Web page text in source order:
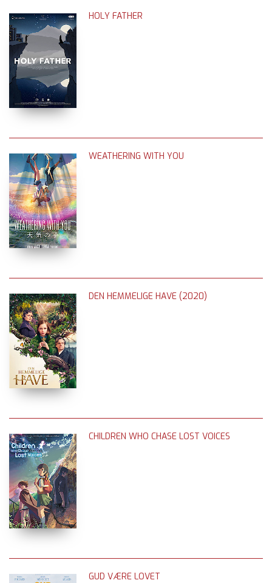
HOLY FATHER
WEATHERING WITH YOU
DEN HEMMELIGE HAVE (2020)
CHILDREN WHO CHASE LOST VOICES
GUD VÆRE LOVET